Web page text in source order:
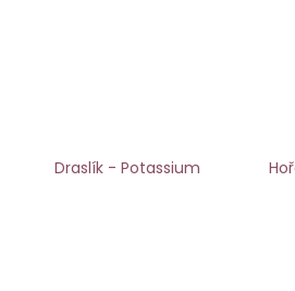
Draslík - Potassium